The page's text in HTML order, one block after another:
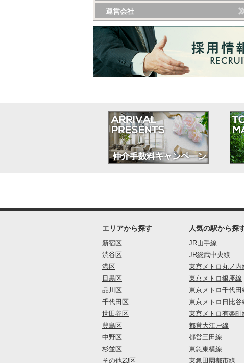
運営会社
エリアから探す
新宿区
渋谷区
港区
目黒区
品川区
千代田区
世田谷区
豊島区
中野区
杉並区
その他23区
人気の駅から探
JR山手線
JR総武中央線
東京メトロ丸ノ内
東京メトロ銀座線
東京メトロ千代田
東京メトロ日比谷
東京メトロ有楽町
都営大江戸線
都営三田線
東急東横線
東急田園都市線